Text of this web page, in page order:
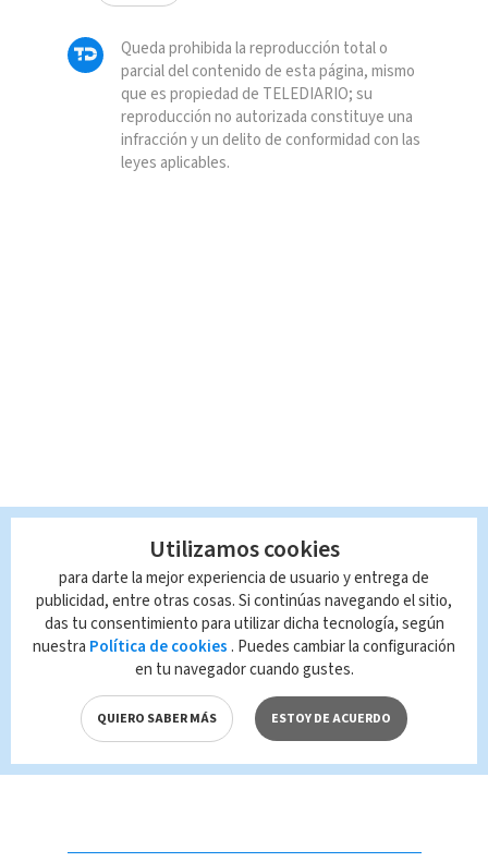
Queda prohibida la reproducción total o
parcial del contenido de esta página, mismo
que es propiedad de TELEDIARIO; su
reproducción no autorizada constituye una
infracción y un delito de conformidad con las
leyes aplicables.
Utilizamos cookies
para darte la mejor experiencia de usuario y entrega de
publicidad, entre otras cosas. Si continúas navegando el sitio,
das tu consentimiento para utilizar dicha tecnología, según
nuestra Política de cookies . Puedes cambiar la configuración
en tu navegador cuando gustes.
QUIERO SABER MÁS ESTOY DE ACUERDO